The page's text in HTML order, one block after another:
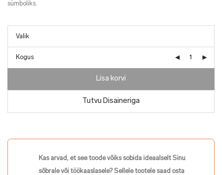
sümboliks.
Kogus
Lisa korvi
Tutvu Disaineriga
Kas arvad, et see toode võiks sobida ideaalselt Sinu
sõbrale või töökaaslasele? Sellele tootele saad osta